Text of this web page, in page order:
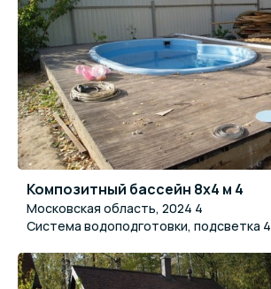
Композитный бассейн 8x4 м 4
Московская область, 2024 4
Система водоподготовки, подсветка 4